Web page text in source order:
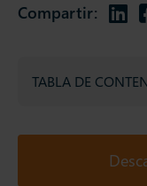
Compartir:
TABLA DE